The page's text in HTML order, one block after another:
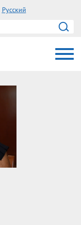
Русский